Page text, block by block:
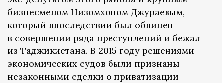
бизнесменом Низомхоном Джураевым,
который впоследствии был обвинен
в совершении ряда преступлений и бежал
из Таджикистана. В 2015 году решениями
экономических судов были признаны
незаконными сделки о приватизации